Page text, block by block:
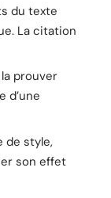
du texte
La citation
prouver
d’une
de style,
son effet